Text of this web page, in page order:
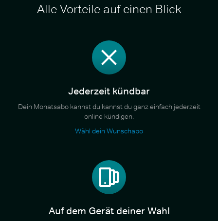
Alle Vorteile auf einen Blick
Jederzeit kündbar
Dein Monatsabo kannst du kannst du ganz einfach jederzeit
online kündigen.
Wähl dein Wunschabo
Auf dem Gerät deiner Wahl